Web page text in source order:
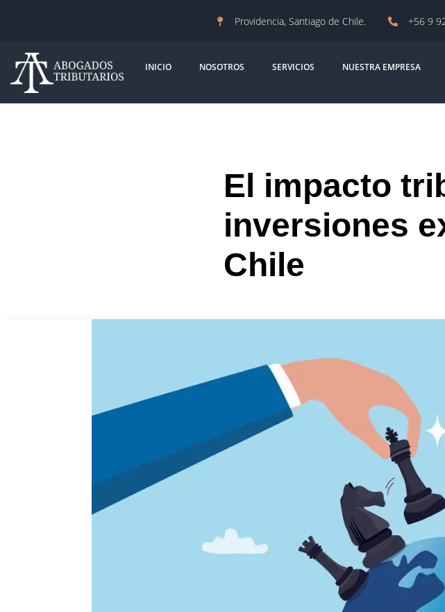
Providencia, Santiago de Chile. +56 9
INICIO NOSOTROS SERVICIOS NUESTRA EMPRESA
El impacto
inversiones
Chile